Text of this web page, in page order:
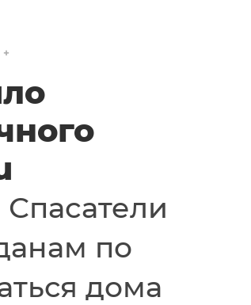
Спасатели
по
дома